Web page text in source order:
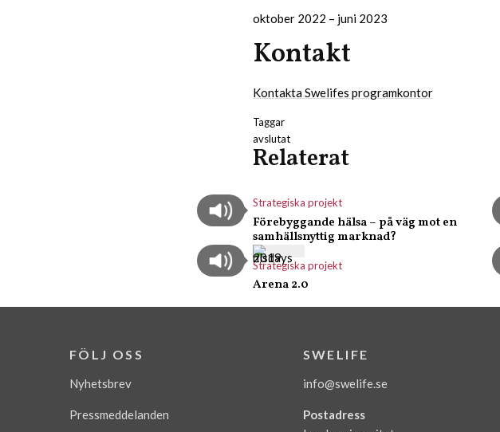
oktober 2022 – juni 2023
Kontakt
Kontakta Swelifes programkontor
Taggar
avslutat
Relaterat
Strategiska projekt
Förebyggande hälsa – på väg mot en
samhällsnyttig marknad?
Strategiska projekt
Arena 2.0
FÖLJ OSS
Nyhetsbrev
Pressmeddelanden
SWELIFE
info@swelife.se
Postadress